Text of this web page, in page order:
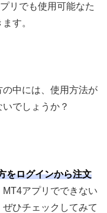
リでも使用可能なた
す。
の中には、使用方法が
でしょうか？
をログインから注文
MT4アプリでできない
ひチェックしてみて